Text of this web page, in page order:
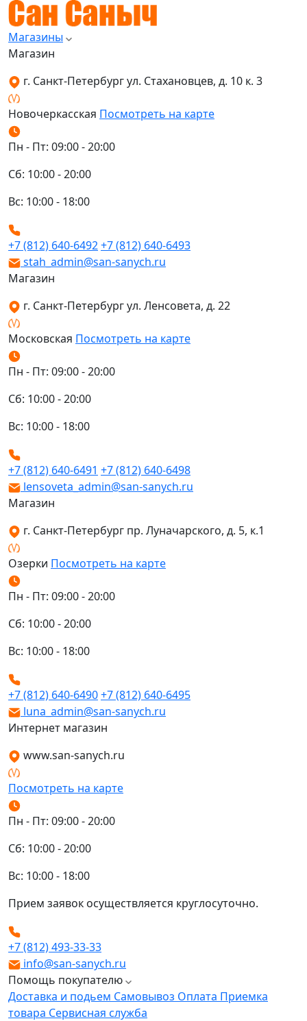
Магазины
Магазин
г. Санкт-Петербург ул. Стахановцев, д. 10 к. 3
Новочеркасская Посмотреть на карте
Пн - Пт: 09:00 - 20:00
Сб: 10:00 - 20:00
Вс: 10:00 - 18:00
+7 (812) 640-6492+7 (812) 640-6493
stah_admin@san-sanych.ru
Магазин
г. Санкт-Петербург ул. Ленсовета, д. 22
Московская Посмотреть на карте
Пн - Пт: 09:00 - 20:00
Сб: 10:00 - 20:00
Вс: 10:00 - 18:00
+7 (812) 640-6491 +7 (812) 640-6498
lensoveta_admin@san-sanych.ru
Магазин
г. Санкт-Петербург пр. Луначарского, д. 5, к.1
Озерки Посмотреть на карте
Пн - Пт: 09:00 - 20:00
Сб: 10:00 - 20:00
Вс: 10:00 - 18:00
+7 (812) 640-6490+7 (812) 640-6495
luna_admin@san-sanych.ru
Интернет магазин
www.san-sanych.ru
Посмотреть на карте
Пн - Пт: 09:00 - 20:00
Сб: 10:00 - 20:00
Вс: 10:00 - 18:00
Прием заявок осуществляется круглосуточно.
+7 (812) 493-33-33
info@san-sanych.ru
Помощь покупателю
Доставка и подьем Самовывоз Оплата Приемка
товара Сервисная служба